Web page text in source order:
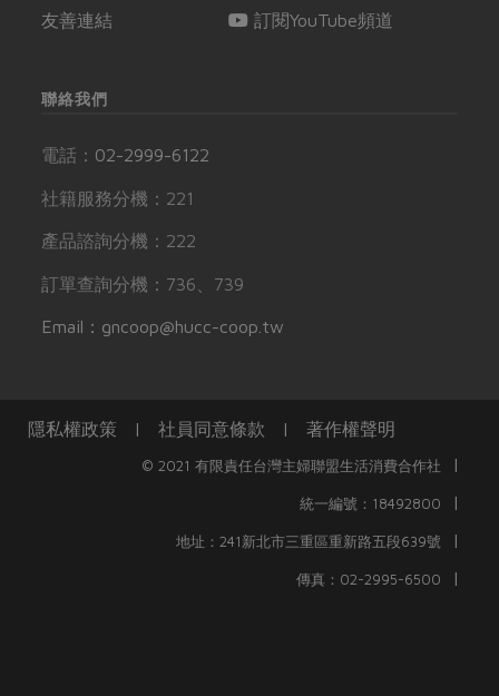
友善連結
訂閱YouTube頻道
聯絡我們
電話： 02-2999-6122
社籍服務分機：221
產品諮詢分機：222
訂單查詢分機：736、739
Email：gncoop@hucc-coop.tw
隱私權政策 | 社員同意條款 | 著作權聲明
© 2021 有限責任台灣主婦聯盟生活消費合作社 |
統一編號：18492800 |
地址：241新北市三重區重新路五段639號 |
傳真：02-2995-6500 |